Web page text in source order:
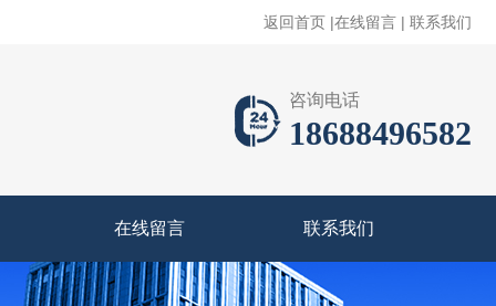
返回首页 |在线留言 | 联系我们
咨询电话
18688496582
在线留言 联系我们